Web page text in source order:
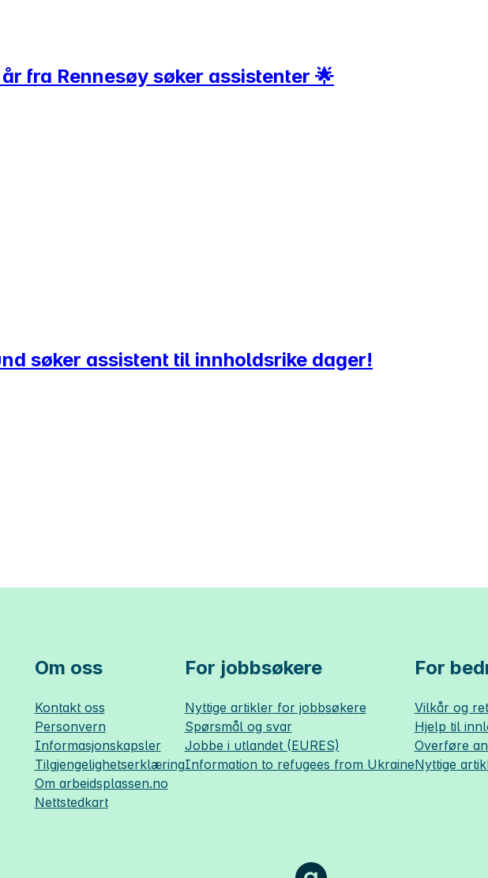
fra Rennesøy søker assistenter 🌟
søker assistent til innholdsrike dager!
Om oss
Kontakt oss
Personvern
Informasjonskapsler
Tilgjengelighetserklæring
Om arbeidsplassen.no
Nettstedkart
For jobbsøkere
Nyttige artikler for jobbsøkere
Spørsmål og svar
Jobbe i utlandet (EURES)
Information to refugees from Ukraine
For
Vilkår og
Hjelp til
Overføre
Nyttige